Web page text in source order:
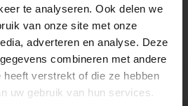
te analyseren. Ook delen we
van onze site met onze
adverteren en analyse. Deze
combineren met andere
heeft verstrekt of die ze hebben
uw gebruik van hun services.
onze nieuwsbrief
over onze laatste acties